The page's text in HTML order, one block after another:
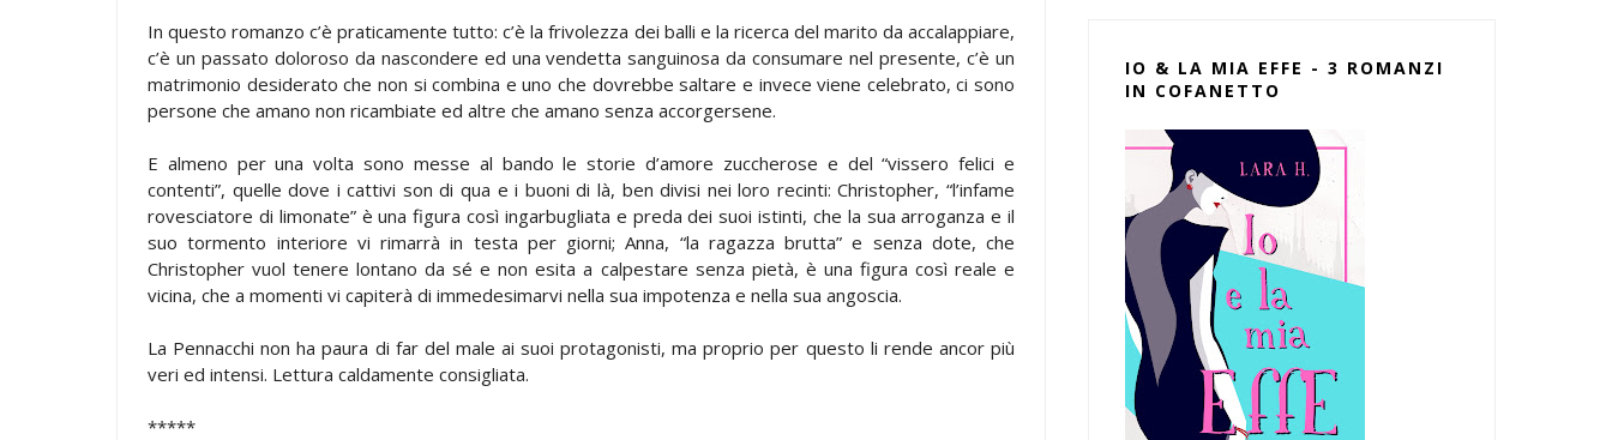
In questo romanzo c’è praticamente tutto: c’è la frivolezza dei balli e la ricerca del marito da accalappiare,
c’è un passato doloroso da nascondere ed una vendetta sanguinosa da consumare nel presente, c’è un
matrimonio desiderato che non si combina e uno che dovrebbe saltare e invece viene celebrato, ci sono
persone che amano non ricambiate ed altre che amano senza accorgersene.
E almeno per una volta sono messe al bando le storie d’amore zuccherose e del “vissero felici e
contenti”, quelle dove i cattivi son di qua e i buoni di là, ben divisi nei loro recinti: Christopher, “l’infame
rovesciatore di limonate” è una figura così ingarbugliata e preda dei suoi istinti, che la sua arroganza e il
suo tormento interiore vi rimarrà in testa per giorni; Anna, “la ragazza brutta” e senza dote, che
Christopher vuol tenere lontano da sé e non esita a calpestare senza pietà, è una figura così reale e
vicina, che a momenti vi capiterà di immedesimarvi nella sua impotenza e nella sua angoscia.
La Pennacchi non ha paura di far del male ai suoi protagonisti, ma proprio per questo li rende ancor più
veri ed intensi. Lettura caldamente consigliata.
*****
IO & LA MIA EFFE - 3 ROMANZI
IN COFANETTO